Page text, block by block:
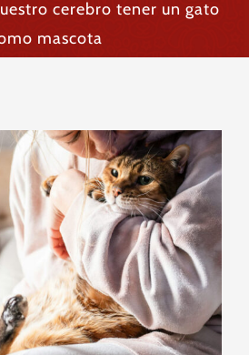
cerebro tener un gato
mascota